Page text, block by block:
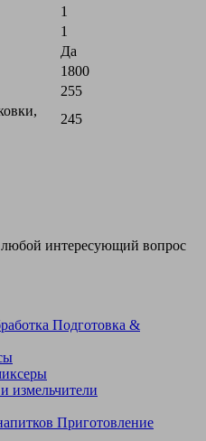
1
1
Да
1800
255
245
интересующий вопрос
Подготовка &
измельчители
Приготовление